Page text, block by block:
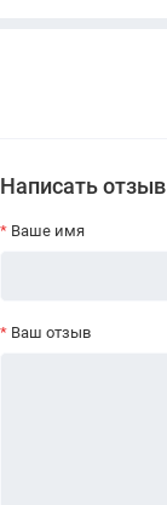
Написать отзыв
Ваше имя
Ваш отзыв